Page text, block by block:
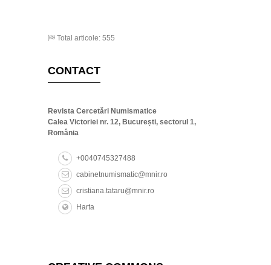
Total articole: 555
CONTACT
Revista Cercetări Numismatice
Calea Victoriei nr. 12, București, sectorul 1,
România
+0040745327488
cabinetnumismatic@mnir.ro
cristiana.tataru@mnir.ro
Harta